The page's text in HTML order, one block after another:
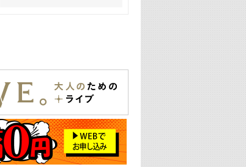
22:00
大人のための名曲セレクション ～バン
ド編～【歌詞入り】
22:30
今推したい! エムオン!おすすめミュー
ジックビデオ特集＜#28＞
23:00